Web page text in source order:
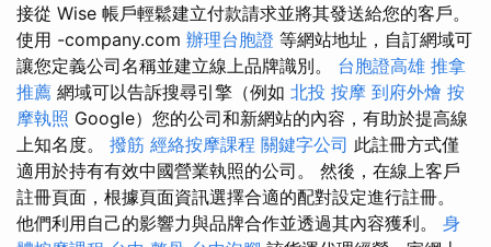
接從 Wise 帳戶輕鬆建立付款請求並將其發送給您的客戶。
使用 -company.com 辦理台胞證 等網站地址，自訂網域可
讓您定義公司名稱並建立線上品牌識別。 台胞證高雄 推拿
推薦 網域可以告訴搜尋引擎（例如 北投 按摩 到府外燴 按
摩執照 Google）您的公司和新網站的內容，有助於提高線
上知名度。 撥筋 經絡按摩課程 關鍵字公司 此註冊方式僅
適用於持有有效中國營業執照的公司。 然後，在線上客戶
註冊頁面，根據頁面資訊選擇合適的配對設定進行註冊。
他們利用自己的影響力與品牌合作並透過其內容獲利。 身